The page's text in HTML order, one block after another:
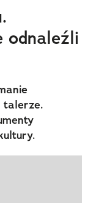
odnaleźli
talerze.